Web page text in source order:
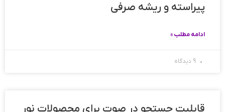
پیراسته و ریشه صرفی
ادامه مطلب »
قابلیت جستجو در صوت برای محصولات نور